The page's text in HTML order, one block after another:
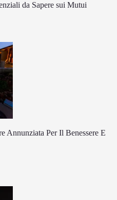
da Sapere sui Mutui
Annunziata Per Il Benessere E